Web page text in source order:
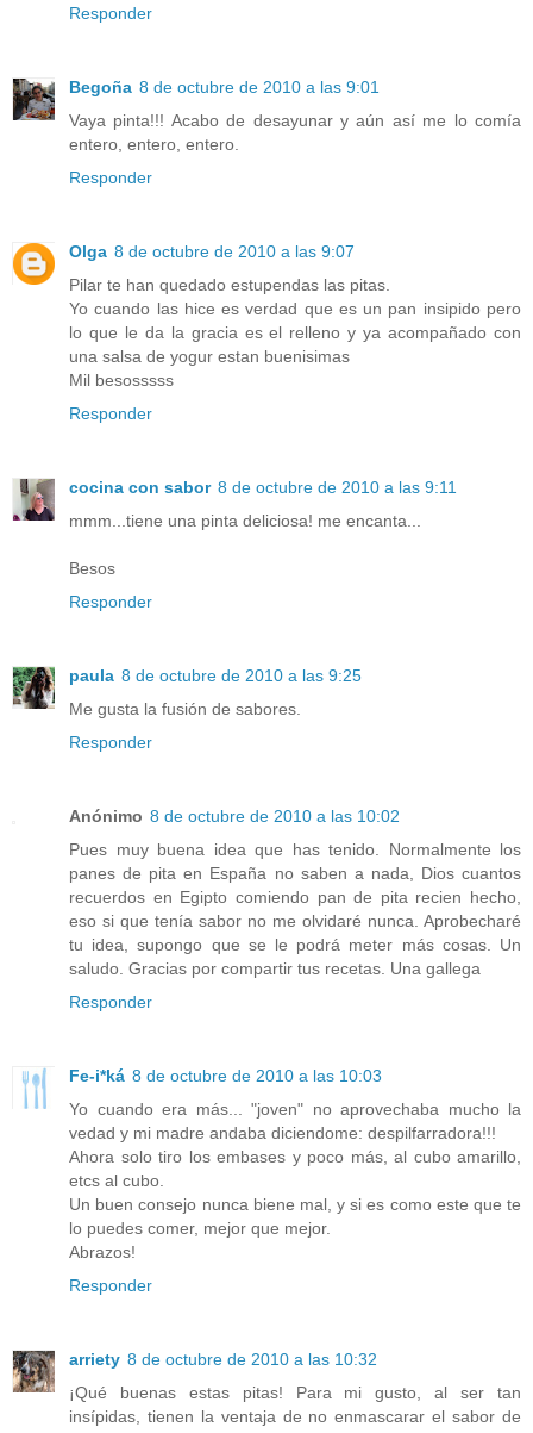
Responder
Begoña 8 de octubre de 2010 a las 9:01
Vaya pinta!!! Acabo de desayunar y aún así me lo comía
entero, entero, entero.
Responder
Olga 8 de octubre de 2010 a las 9:07
Pilar te han quedado estupendas las pitas.
Yo cuando las hice es verdad que es un pan insipido pero
lo que le da la gracia es el relleno y ya acompañado con
una salsa de yogur estan buenisimas
Mil besosssss
Responder
cocina con sabor 8 de octubre de 2010 a las 9:11
mmm...tiene una pinta deliciosa! me encanta...
Besos
Responder
paula 8 de octubre de 2010 a las 9:25
Me gusta la fusión de sabores.
Responder
Anónimo 8 de octubre de 2010 a las 10:02
Pues muy buena idea que has tenido. Normalmente los
panes de pita en España no saben a nada, Dios cuantos
recuerdos en Egipto comiendo pan de pita recien hecho,
eso si que tenía sabor no me olvidaré nunca. Aprobecharé
tu idea, supongo que se le podrá meter más cosas. Un
saludo. Gracias por compartir tus recetas. Una gallega
Responder
Fe-i*ká 8 de octubre de 2010 a las 10:03
Yo cuando era más... "joven" no aprovechaba mucho la
vedad y mi madre andaba diciendome: despilfarradora!!!
Ahora solo tiro los embases y poco más, al cubo amarillo,
etcs al cubo.
Un buen consejo nunca biene mal, y si es como este que te
lo puedes comer, mejor que mejor.
Abrazos!
Responder
arriety 8 de octubre de 2010 a las 10:32
¡Qué buenas estas pitas! Para mi gusto, al ser tan
insípidas, tienen la ventaja de no enmascarar el sabor de